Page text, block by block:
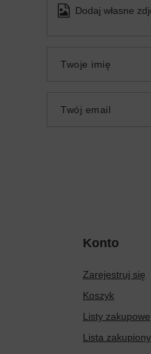
Dodaj własne
Twoje imię
Twój email
Konto
Zarejestruj się
Koszyk
Listy zakupowe
Lista